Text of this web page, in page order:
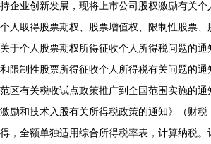
企业创新发展，现将上市公司股权激励有关
人取得股票期权、股票增值权、限制性股票
于个人股票期权所得征收个人所得税问题的通
限制性股票所得征收个人所得税有关问题的通
区有关税收试点政策推广到全国范围实施的通
励和技术入股有关所得税政策的通知》
（财
，全额单独适用综合所得税率表，计算纳税。